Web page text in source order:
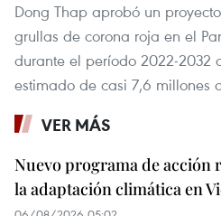
Dong Thap aprobó un
grullas de corona roja en el
durante el período 2022-2032
estimado de casi 7,6 millones
VER MÁS
Nuevo programa de acción
la adaptación climática en